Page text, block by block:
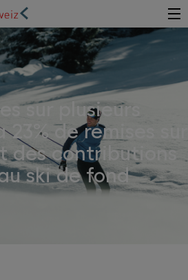
sur plusieurs
23% de remises sur
des contributions
ski de fond